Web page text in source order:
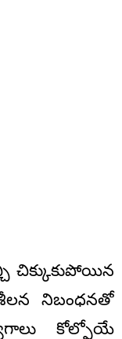
చిక్కుకుపోయిన
నిబంధనతో
కోల్పోయే